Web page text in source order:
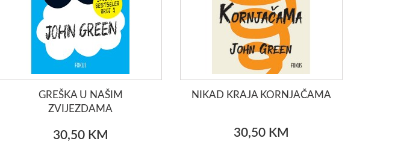
GREŠKA U NAŠIM
ZVIJEZDAMA
30,50 KM
NIKAD KRAJA KORNJAČAMA
30,50 KM